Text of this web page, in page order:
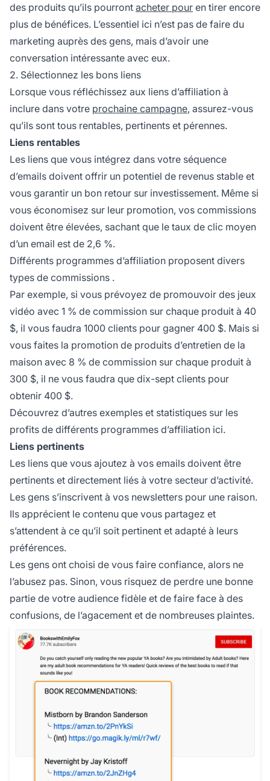
des produits qu’ils pourront acheter pour en tirer encore
plus de bénéfices. L’essentiel ici n’est pas de faire du
marketing auprès des gens, mais d’avoir une
conversation intéressante avec eux.
2. Sélectionnez les bons liens
Lorsque vous réfléchissez aux liens d’affiliation à
inclure dans votre prochaine campagne, assurez-vous
qu’ils sont tous rentables, pertinents et pérennes.
Liens rentables
Les liens que vous intégrez dans votre séquence
d’emails doivent offrir un potentiel de revenus stable et
vous garantir un bon retour sur investissement. Même si
vous économisez sur leur promotion, vos commissions
doivent être élevées, sachant que le taux de clic moyen
d’un email est de 2,6 %.
Différents programmes d’affiliation proposent divers
types de commissions .
Par exemple, si vous prévoyez de promouvoir des jeux
vidéo avec 1 % de commission sur chaque produit à 40
$, il vous faudra 1000 clients pour gagner 400 $. Mais si
vous faites la promotion de produits d’entretien de la
maison avec 8 % de commission sur chaque produit à
300 $, il ne vous faudra que dix-sept clients pour
obtenir 400 $.
Découvrez d’autres exemples et statistiques sur les
profits de différents programmes d’affiliation ici.
Liens pertinents
Les liens que vous ajoutez à vos emails doivent être
pertinents et directement liés à votre secteur d’activité.
Les gens s’inscrivent à vos newsletters pour une raison.
Ils apprécient le contenu que vous partagez et
s’attendent à ce qu’il soit pertinent et adapté à leurs
préférences.
Les gens ont choisi de vous faire confiance, alors ne
l’abusez pas. Sinon, vous risquez de perdre une bonne
partie de votre audience fidèle et de faire face à des
confusions, de l’agacement et de nombreuses plaintes.